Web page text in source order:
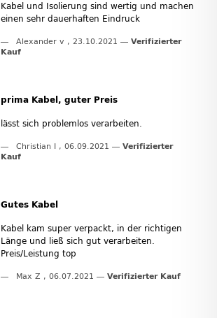
Kabel und Isolierung sind wertig und machen
einen sehr dauerhaften Eindruck
Alexander v , 23.10.2021
Verifizierter
Kauf
prima Kabel, guter Preis
lässt sich problemlos verarbeiten.
Christian I , 06.09.2021
Verifizierter
Kauf
Gutes Kabel
Kabel kam super verpackt, in der richtigen
Länge und ließ sich gut verarbeiten.
Preis/Leistung top
Max Z , 06.07.2021 Verifizierter Kauf